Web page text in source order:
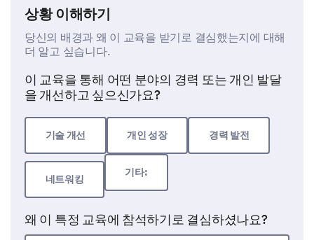
상황 이해하기
당신의 배경과 왜 이 교육을 받기로 결심했는지에 대해
더 알고 싶습니다.
이 교육을 통해 어떤 분야의 경력 또는 개인 발달
을 개선하고 싶으신가요?
기술 개선 개인 성장 경력 발전
네트워킹
기타:
왜 이 특정 교육에 참석하기로 결심하셨나요?